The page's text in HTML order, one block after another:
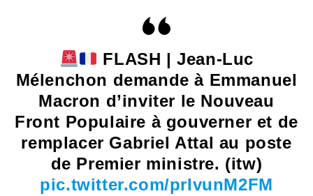
FLASH | Jean-Luc
Mélenchon demande à Emmanuel
Macron d’inviter le Nouveau
Front Populaire à gouverner et de
remplacer Gabriel Attal au poste
de Premier ministre. (itw)
pic.twitter.com/prIvunM2FM